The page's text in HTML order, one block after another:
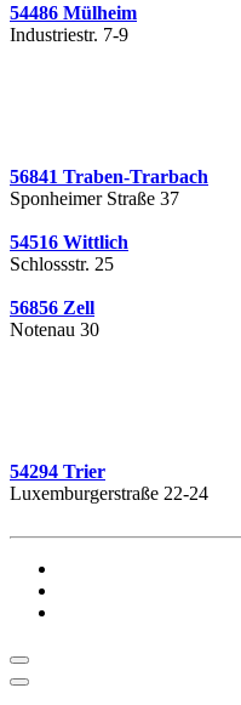
54486 Mülheim
Industriestr. 7-9
56841 Traben-Trarbach
Sponheimer Straße 37
54516 Wittlich
Schlossstr. 25
56856 Zell
Notenau 30
54294 Trier
Luxemburgerstraße 22-24